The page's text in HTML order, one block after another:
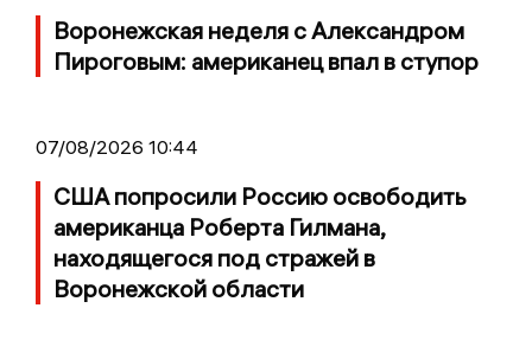
Воронежская неделя с Александром
Пироговым: американец впал в ступор
07/08/2026 10:44
США попросили Россию освободить
американца Роберта Гилмана,
находящегося под стражей в
Воронежской области